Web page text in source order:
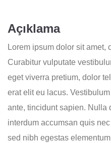
Açıklama
Lorem ipsum dolor sit amet,
Curabitur vulputate
eget viverra pretium, dolor
erat elit eu lacus.
ante, tincidunt sapien. Nulla
interdum accumsan quis
sed nibh egestas